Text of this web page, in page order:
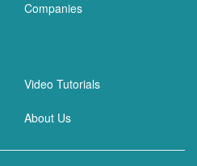
Companies
Video Tutorials
About Us